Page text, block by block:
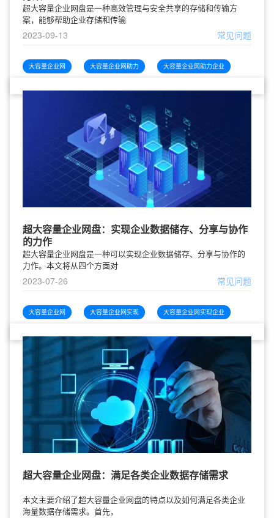
超大容量企业网盘是一种高效管理与安全共享的存储和传输方
案，能够帮助企业存储和传输
2023-09-13 常见问题
大容量企业网 大容量企业网助力 大容量企业网助力企业
超大容量企业网盘：实现企业数据储存、分享与协作
的力作
超大容量企业网盘是一种可以实现企业数据储存、分享与协作的
力作。本文将从四个方面对
2023-07-26 常见问题
大容量企业网 大容量企业网实现 大容量企业网实现企业
超大容量企业网盘：满足各类企业数据存储需求
本文主要介绍了超大容量企业网盘的特点以及如何满足各类企业
海量数据存储需求。首先，